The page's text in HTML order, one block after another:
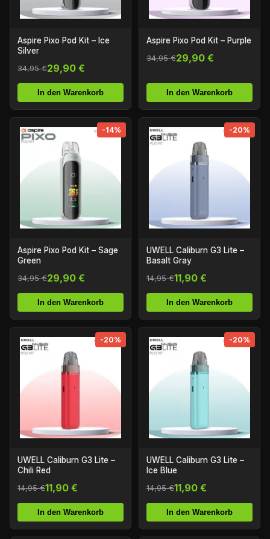
Aspire Pixo Pod Kit – Ice
Silver
34,95 €29,90 €
In den Warenkorb
Aspire Pixo Pod Kit – Purple
34,95 €29,90 €
In den Warenkorb
-14%
Aspire Pixo Pod Kit – Sage
Green
34,95 €29,90 €
In den Warenkorb
-20%
UWELL Caliburn G3 Lite –
Basalt Gray
14,95 €11,90 €
In den Warenkorb
-20%
UWELL Caliburn G3 Lite –
Chili Red
14,95 €11,90 €
In den Warenkorb
-20%
UWELL Caliburn G3 Lite –
Ice Blue
14,95 €11,90 €
In den Warenkorb